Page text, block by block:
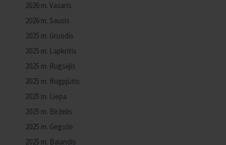
2026 m. Vasaris
2026 m. Sausis
2025 m. Gruodis
2025 m. Lapkritis
2025 m. Rugsėjis
2025 m. Rugpjūtis
2025 m. Liepa
2025 m. Birželis
2025 m. Gegužė
2025 m. Balandis